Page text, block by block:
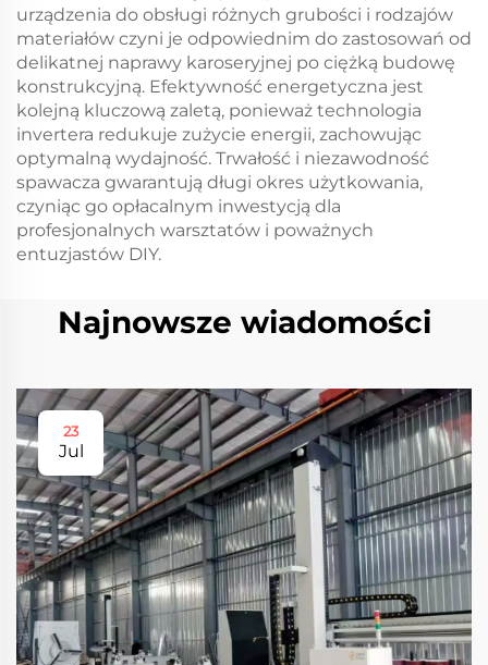
urządzenia do obsługi różnych grubości i rodzajów
materiałów czyni je odpowiednim do zastosowań od
delikatnej naprawy karoseryjnej po ciężką budowę
konstrukcyjną. Efektywność energetyczna jest
kolejną kluczową zaletą, ponieważ technologia
invertera redukuje zużycie energii, zachowując
optymalną wydajność. Trwałość i niezawodność
spawacza gwarantują długi okres użytkowania,
czyniąc go opłacalnym inwestycją dla
profesjonalnych warsztatów i poważnych
entuzjastów DIY.
Najnowsze wiadomości
23
Jul